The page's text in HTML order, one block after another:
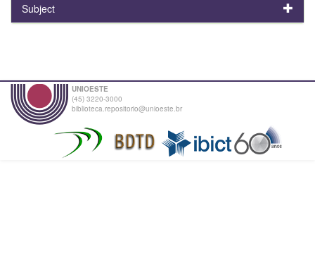
Subject
UNIOESTE
(45) 3220-3000
biblioteca.repositorio@unioeste.br